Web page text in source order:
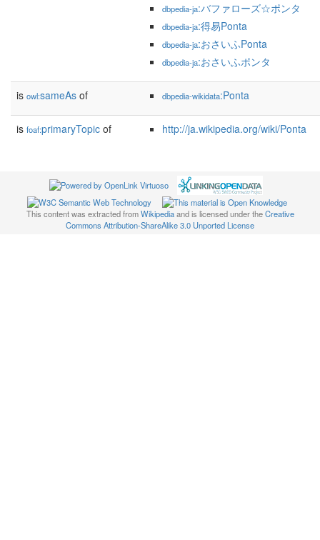
dbpedia-ja:バファローズ☆ポンタ
dbpedia-ja:得易Ponta
dbpedia-ja:おさいふPonta
dbpedia-ja:おさいふポンタ
is owl:sameAs of dbpedia-wikidata:Ponta
is foaf:primaryTopic of http://ja.wikipedia.org/wiki/Ponta
This content was extracted fromWikipediaand is licensed under theCreative
Commons Attribution-ShareAlike 3.0 Unported License